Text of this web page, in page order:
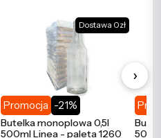
Dostawa 0zł
Promocja -21%
Butelka monoplowa 0,5l
500ml Linea - paleta 1260
›